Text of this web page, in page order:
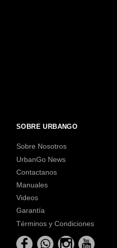
SOBRE URBANGO
Sobre Nosotros
UrbanGo News
Contactanos
Manuales
Videos
Garantía
Términos y Condiciones